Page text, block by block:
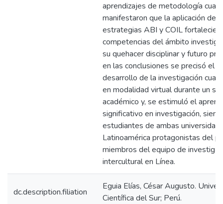
aprendizajes de metodología
manifestaron que la aplicación de
estrategias ABI y COIL
competencias del ámbito
su quehacer disciplinar y futuro
en las conclusiones se precisó el
desarrollo de la investigación
en modalidad virtual durante un
académico y, se estimuló el
significativo en investigación,
estudiantes de ambas
Latinoamérica protagonistas del
miembros del equipo de
intercultural en Línea.
dc.description.filiation
Eguia Elías, César Augusto.
Científica del Sur; Perú.